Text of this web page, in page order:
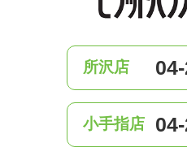
所沢店
小手指店